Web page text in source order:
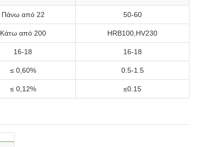
Πάνω από 22 50-60
Κάτω από 200 HRB100,HV230
16-18 16-18
≤ 0,60% 0.5-1.5
≤ 0,12% ≤0.15